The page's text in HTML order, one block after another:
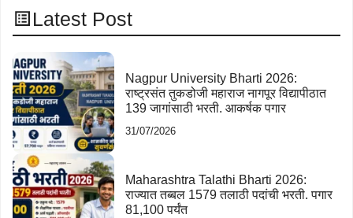
Latest Post
Nagpur University Bharti 2026:
राष्ट्रसंत तुकडोजी महाराज नागपूर विद्यापीठात
139 जागांसाठी भरती. आकर्षक पगार
31/07/2026
Maharashtra Talathi Bharti 2026:
राज्यात तब्बल 1579 तलाठी पदांची भरती. पगार
81,100 पर्यंत